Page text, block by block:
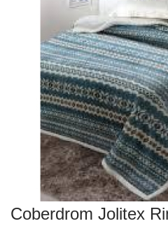
Coberdrom Jolitex